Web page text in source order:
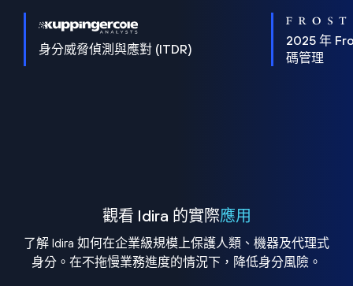
身分威脅偵測與應對 (ITDR)
2025 年
碼管理
觀看 Idira 的實際應用
了解 Idira 如何在企業級規模上保護人類、機器及代理式
身分。在不拖慢業務進度的情況下，降低身分風險。